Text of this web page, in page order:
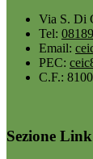
Via S. Di
Tel:
Email:
PEC:
C.F.:
Sezione